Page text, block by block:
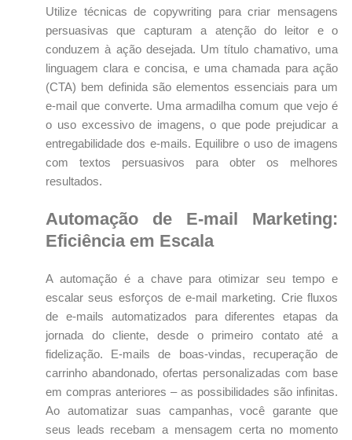
Utilize técnicas de copywriting para criar mensagens
persuasivas que capturam a atenção do leitor e o
conduzem à ação desejada. Um título chamativo, uma
linguagem clara e concisa, e uma chamada para ação
(CTA) bem definida são elementos essenciais para um
e-mail que converte. Uma armadilha comum que vejo é
o uso excessivo de imagens, o que pode prejudicar a
entregabilidade dos e-mails. Equilibre o uso de imagens
com textos persuasivos para obter os melhores
resultados.
Automação de E-mail Marketing:
Eficiência em Escala
A automação é a chave para otimizar seu tempo e
escalar seus esforços de e-mail marketing. Crie fluxos
de e-mails automatizados para diferentes etapas da
jornada do cliente, desde o primeiro contato até a
fidelização. E-mails de boas-vindas, recuperação de
carrinho abandonado, ofertas personalizadas com base
em compras anteriores – as possibilidades são infinitas.
Ao automatizar suas campanhas, você garante que
seus leads recebam a mensagem certa no momento